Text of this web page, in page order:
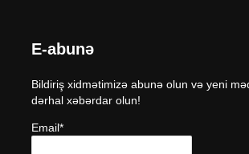
E-abunə
Bildiriş xidmətimizə abunə olun və yeni
dərhal xəbərdar olun!
Email*